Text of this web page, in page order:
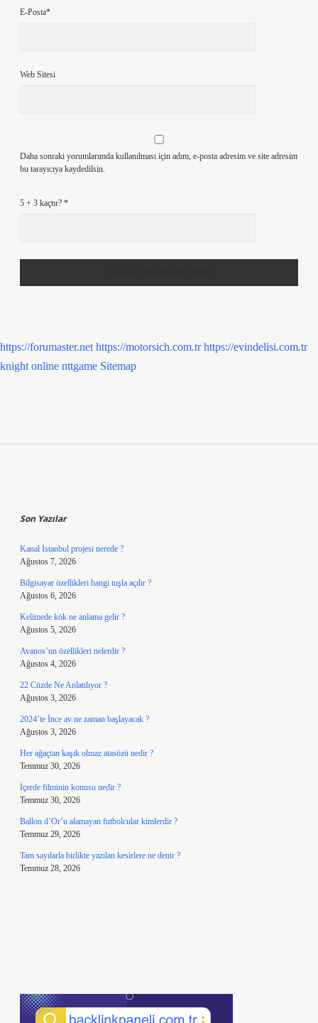
E-Posta*
Web Sitesi
Daha sonraki yorumlarımda kullanılması için adım, e-posta adresim ve site adresim
bu tarayıcıya kaydedilsin.
5 + 3 kaçtır? *
https://forumaster.net https://motorsich.com.tr https://evindelisi.com.tr
knight online nttgame Sitemap
Son Yazılar
Kanal İstanbul projesi nerede ?
Ağustos 7, 2026
Bilgisayar özellikleri hangi tuşla açılır ?
Ağustos 6, 2026
Kelimede kök ne anlama gelir ?
Ağustos 5, 2026
Avanos’un özellikleri nelerdir ?
Ağustos 4, 2026
22 Cüzde Ne Anlatılıyor ?
Ağustos 3, 2026
2024’te İnce av ne zaman başlayacak ?
Ağustos 3, 2026
Her ağaçtan kaşık olmaz atasözü nedir ?
Temmuz 30, 2026
İçerde filminin konusu nedir ?
Temmuz 30, 2026
Ballon d’Or’u alamayan futbolcular kimlerdir ?
Temmuz 29, 2026
Tam sayılarla birlikte yazılan kesirlere ne denir ?
Temmuz 28, 2026